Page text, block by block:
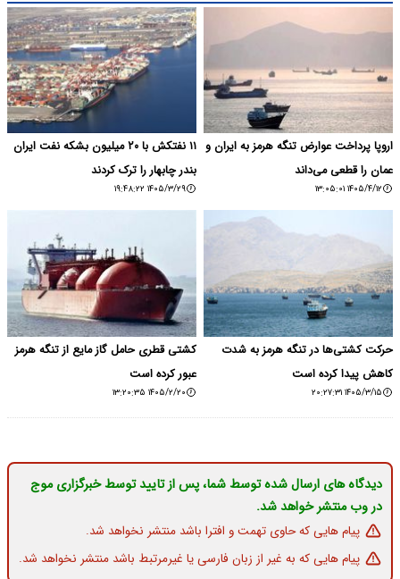
اروپا پرداخت عوارض تنگه هرمز به ایران و
عمان را قطعی می‌داند
۱۴۰۵/۴/۱۲ ۱۳:۰۵:۰۱
۱۱ نفتکش با ۲۰ میلیون بشکه نفت ایران
بندر چابهار را ترک کردند
۱۴۰۵/۳/۲۹ ۱۹:۴۸:۲۲
حرکت کشتی‌ها در تنگه هرمز به شدت
کاهش پیدا کرده است
۱۴۰۵/۳/۱۵ ۲۰:۲۷:۳۱
کشتی قطری حامل گاز مایع از تنگه هرمز
عبور کرده است
۱۴۰۵/۲/۲۰ ۱۳:۲۰:۳۵
دیدگاه های ارسال شده توسط شما، پس از تایید توسط خبرگزاری موج
در وب منتشر خواهد شد.
پیام هایی که حاوی تهمت و افترا باشد منتشر نخواهد شد.
پیام هایی که به غیر از زبان فارسی یا غیرمرتبط باشد منتشر نخواهد شد.